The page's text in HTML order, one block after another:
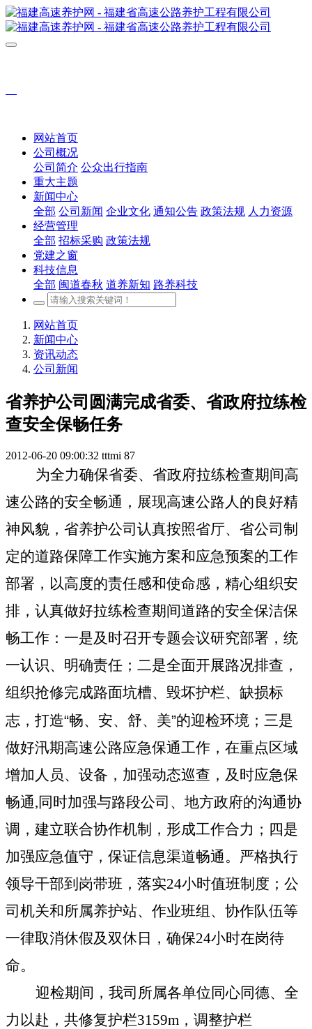
网站首页
公司概况
公司简介 公众出行指南
重大主题
新闻中心
全部 公司新闻 企业文化 通知公告 政策法规 人力资源
经营管理
全部 招标采购 政策法规
党建之窗
科技信息
全部 闽道春秋 道养新知 路养科技
网站首页
新闻中心
资讯动态
公司新闻
省养护公司圆满完成省委、省政府拉练检
查安全保畅任务
2012-06-20 09:00:32 tttmi 87
为全力确保省委、省政府拉练检查期间高
速公路的安全畅通，展现高速公路人的良好精
神风貌，省养护公司认真按照省厅、省公司制
定的道路保障工作实施方案和应急预案的工作
部署，以高度的责任感和使命感，精心组织安
排，认真做好拉练检查期间道路的安全保洁保
畅工作：一是及时召开专题会议研究部署，统
一认识、明确责任；二是全面开展路况排查，
组织抢修完成路面坑槽、毁坏护栏、缺损标
志，打造“畅、安、舒、美”的迎检环境；三是
做好汛期高速公路应急保通工作，在重点区域
增加人员、设备，加强动态巡查，及时应急保
畅通,同时加强与路段公司、地方政府的沟通协
调，建立联合协作机制，形成工作合力；四是
加强应急值守，保证信息渠道畅通。严格执行
领导干部到岗带班，落实24小时值班制度；公
司机关和所属养护站、作业班组、协作队伍等
一律取消休假及双休日，确保24小时在岗待
命。
迎检期间，我司所属各单位同心同德、全
力以赴，共修复护栏3159m ，调整护栏